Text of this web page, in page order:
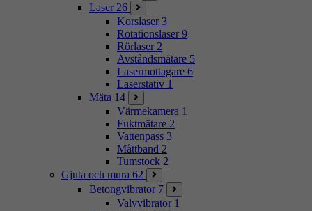
Laser 26
Korslaser 3
Rotationslaser 9
Rörlaser 2
Avståndsmätare 5
Lasermottagare 6
Laserstativ 1
Mäta 14
Värmekamera 1
Fuktmätare 2
Vattenpass 3
Måttband 2
Tumstock 2
Gjuta och mura 62
Betongvibrator 7
Valvvibrator 1